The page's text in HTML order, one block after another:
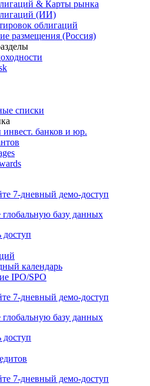
аналитический журнал
& Карты рынка
(ИИ)
облигаций
размещения (Россия)
списки
банков и юр.
7-дневный
базу данных
доступ
IPO/SPO
7-дневный
базу данных
доступ